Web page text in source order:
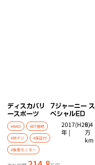
ディスカバリ
ースポーツ
7ジャーニー ス
ペシャルED
#4WD #BT接続
#地デジ #保証付
#後席モニター
2017(H29)
年 |
6.4
万
km